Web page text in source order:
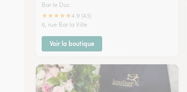
Bar le Duc
★★★★★4.9 (43)
6, rue Bar la Ville
Voir la boutique